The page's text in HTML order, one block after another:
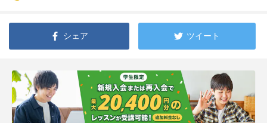
シェア ツイート